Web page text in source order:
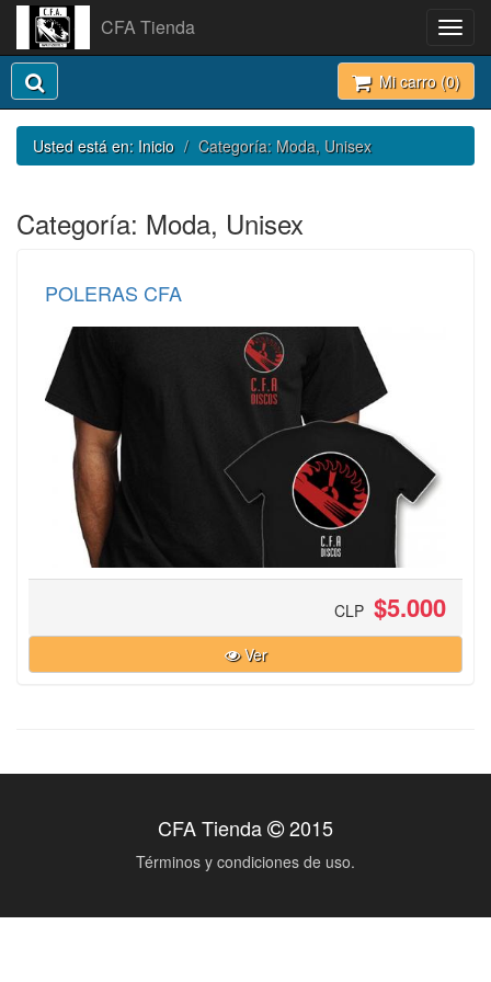
CFA Tienda
Mi carro (0)
Usted está en: Inicio Categoría: Moda, Unisex
Categoría: Moda, Unisex
POLERAS CFA
CLP $5.000
Ver
CFA Tienda 2015
Términos y condiciones de uso.